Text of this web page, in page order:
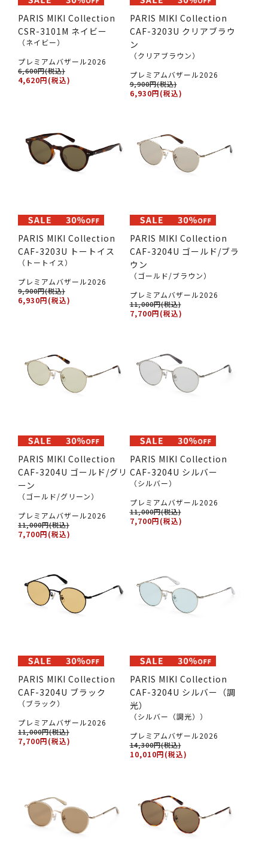
PARIS MIKI Collection
CSR-3101M ネイビー
（ネイビー）
プレミアムバザール2026
6,600円(税込)
4,620円(税込)
PARIS MIKI Collection
CAF-3203U クリアブラウ
ン
（クリアブラウン）
プレミアムバザール2026
9,900円(税込)
6,930円(税込)
PARIS MIKI Collection
CAF-3203U トートイス
（トートイス）
プレミアムバザール2026
9,900円(税込)
6,930円(税込)
PARIS MIKI Collection
CAF-3204U ゴールド/ブラ
ウン
（ゴールド/ブラウン）
プレミアムバザール2026
11,000円(税込)
7,700円(税込)
PARIS MIKI Collection
CAF-3204U ゴールド/グリ
ーン
（ゴールド/グリーン）
プレミアムバザール2026
11,000円(税込)
7,700円(税込)
PARIS MIKI Collection
CAF-3204U シルバー
（シルバー）
プレミアムバザール2026
11,000円(税込)
7,700円(税込)
PARIS MIKI Collection
CAF-3204U ブラック
（ブラック）
プレミアムバザール2026
11,000円(税込)
7,700円(税込)
PARIS MIKI Collection
CAF-3204U シルバー（調
光）
（シルバー（調光））
プレミアムバザール2026
14,300円(税込)
10,010円(税込)